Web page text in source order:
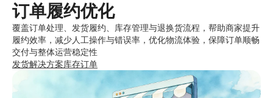
订单履约优化
覆盖订单处理、发货履约、库存管理与退换货流程，帮助商家提升
履约效率，减少人工操作与错误率，优化物流体验，保障订单顺畅
交付与整体运营稳定性
发货解决方案库存订单